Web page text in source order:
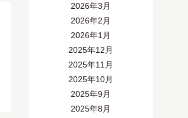
2026年3月
2026年2月
2026年1月
2025年12月
2025年11月
2025年10月
2025年9月
2025年8月